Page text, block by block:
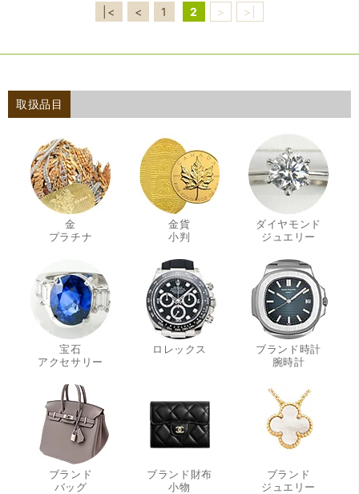
|< < 1 2 > >|
取扱品目
金
プラチナ
金貨
小判
ダイヤモンド
ジュエリー
宝石
アクセサリー
ロレックス
ブランド時計
腕時計
ブランド
バッグ
ブランド財布
小物
ブランド
ジュエリー